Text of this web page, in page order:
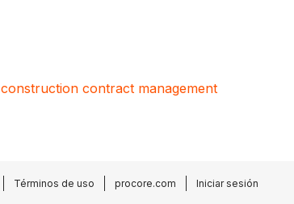
construction contract management
Términos de uso procore.com Iniciar sesión